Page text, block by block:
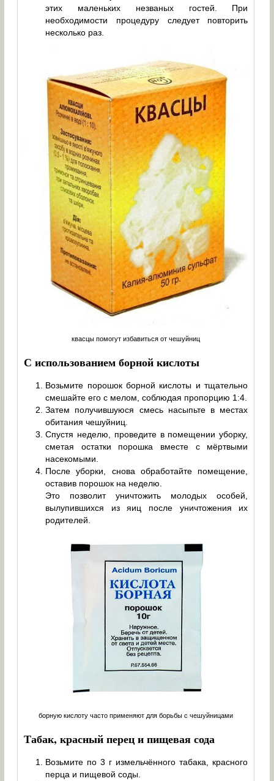
этих маленьких незваных гостей. При
необходимости процедуру следует повторить
несколько раз.
квасцы помогут избавиться от чешуйниц
С использованием борной кислоты
Возьмите порошок борной кислоты и тщательно
смешайте его с мелом, соблюдая пропорцию 1:4.
Затем получившуюся смесь насыпьте в местах
обитания чешуйниц.
Спустя неделю, проведите в помещении уборку,
сметая остатки порошка вместе с мёртвыми
насекомыми.
После уборки, снова обработайте помещение,
оставив порошок на неделю.
Это позволит уничтожить молодых особей,
вылупившихся из яиц после уничтожения их
родителей.
борную кислоту часто применяют для борьбы с чешуйницами
Табак, красный перец и пищевая сода
Возьмите по 3 г измельчённого табака, красного
перца и пищевой соды.